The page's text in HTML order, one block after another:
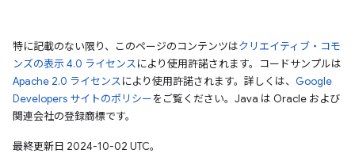
特に記載のない限り、このページのコンテンツはクリエイティブ・コモ
ンズの表示 4.0 ライセンスにより使用許諾されます。コードサンプルは
Apache 2.0 ライセンスにより使用許諾されます。詳しくは、 Google
Developers サイトのポリシーをご覧ください。Java は Oracle および
関連会社の登録商標です。
最終更新日 2024-10-02 UTC。